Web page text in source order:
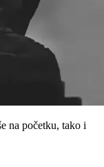
na početku, tako i